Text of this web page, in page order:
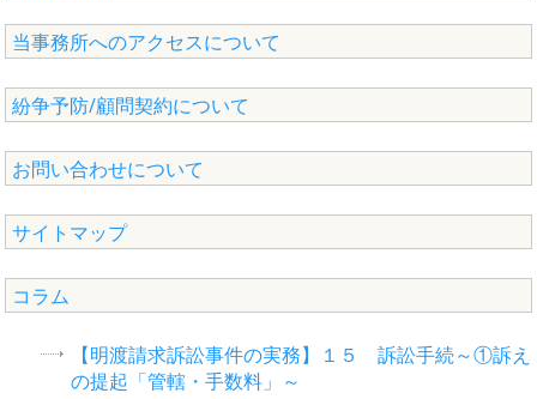
当事務所へのアクセスについて
紛争予防/顧問契約について
お問い合わせについて
サイトマップ
コラム
【明渡請求訴訟事件の実務】１５ 訴訟手続～①訴え
の提起「管轄・手数料」～